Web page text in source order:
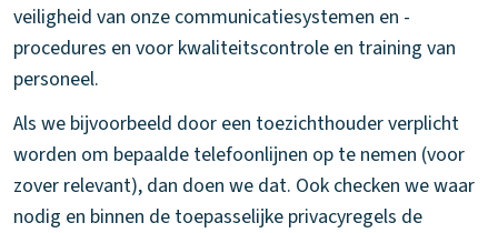
veiligheid van onze communicatiesystemen en -
procedures en voor kwaliteitscontrole en training van
personeel.
Als we bijvoorbeeld door een toezichthouder verplicht
worden om bepaalde telefoonlijnen op te nemen (voor
zover relevant), dan doen we dat. Ook checken we waar
nodig en binnen de toepasselijke privacyregels de